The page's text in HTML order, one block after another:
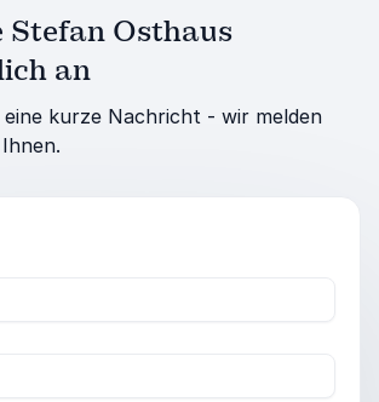
Stefan Osthaus
an
eine kurze Nachricht - wir melden